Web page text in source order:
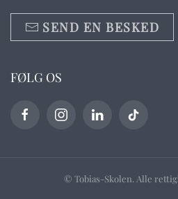
SEND EN BESKED
FØLG OS
© Tobias-Skolen. Alle